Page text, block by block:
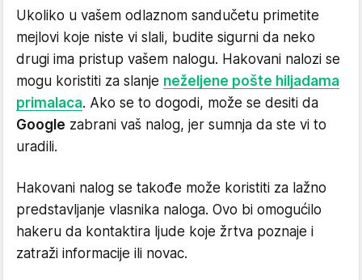
Ukoliko u vašem odlaznom sandučetu primetite
mejlovi koje niste vi slali, budite sigurni da neko
drugi ima pristup vašem nalogu. Hakovani nalozi se
mogu koristiti za slanje neželjene pošte hiljadama
primalaca. Ako se to dogodi, može se desiti da
Google zabrani vaš nalog, jer sumnja da ste vi to
uradili.
Hakovani nalog se takođe može koristiti za lažno
predstavljanje vlasnika naloga. Ovo bi omogućilo
hakeru da kontaktira ljude koje žrtva poznaje i
zatraži informacije ili novac.